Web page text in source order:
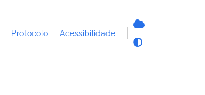
Protocolo Acessibilidade